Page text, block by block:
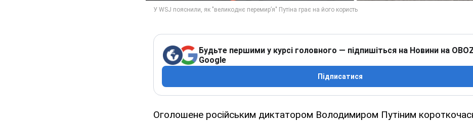
Будьте першими у курсі головного — підпишіться на Новини на
Google
Підписатися
Оголошене російським диктатором Володимиром Путіним